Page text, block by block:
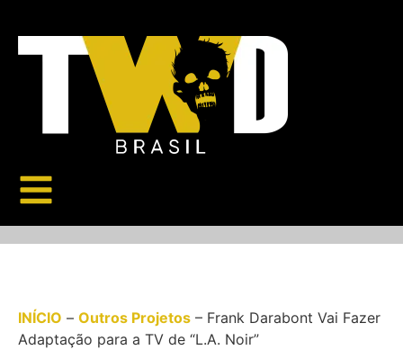
INÍCIO – Outros Projetos – Frank Darabont Vai Fazer
Adaptação para a TV de “L.A. Noir”